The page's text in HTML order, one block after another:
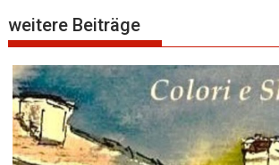
weitere Beiträge